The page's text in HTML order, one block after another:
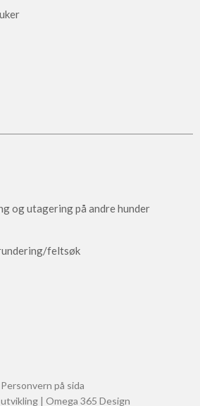
og utagering på andre hunder
feltsøk
Personvern på sida
| Omega 365 Design